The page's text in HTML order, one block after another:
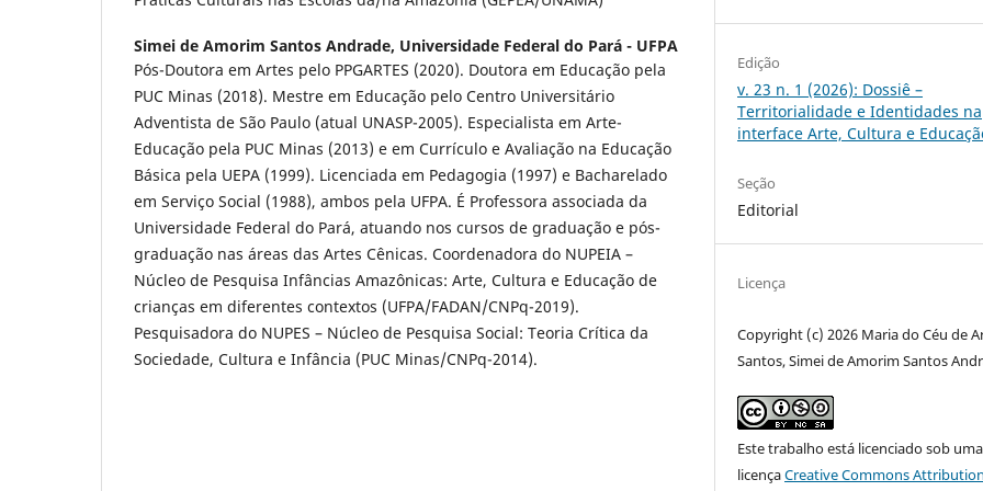
Simei de Amorim Santos Andrade, Universidade Federal do Pará - UFPA
Pós-Doutora em Artes pelo PPGARTES (2020). Doutora em Educação pela
PUC Minas (2018). Mestre em Educação pelo Centro Universitário
Adventista de São Paulo (atual UNASP-2005). Especialista em Arte-
Educação pela PUC Minas (2013) e em Currículo e Avaliação na Educação
Básica pela UEPA (1999). Licenciada em Pedagogia (1997) e Bacharelado
em Serviço Social (1988), ambos pela UFPA. É Professora associada da
Universidade Federal do Pará, atuando nos cursos de graduação e pós-
graduação nas áreas das Artes Cênicas. Coordenadora do NUPEIA –
Núcleo de Pesquisa Infâncias Amazônicas: Arte, Cultura e Educação de
crianças em diferentes contextos (UFPA/FADAN/CNPq-2019).
Pesquisadora do NUPES – Núcleo de Pesquisa Social: Teoria Crítica da
Sociedade, Cultura e Infância (PUC Minas/CNPq-2014).
Edição
v. 23 n. 1 (2026): Dossiê –
Territorialidade e Identidades na
interface Arte, Cultura e
Seção
Editorial
Licença
Copyright (c) 2026 Maria do Céu de
Santos, Simei de Amorim Santos
Este trabalho está licenciado sob uma
licençaCreative Commons